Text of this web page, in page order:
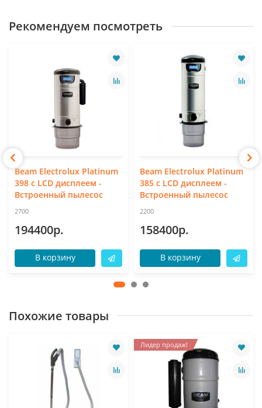
Рекомендуем посмотреть
Beam Electrolux Platinum
398 с LCD дисплеем -
Встроенный пылесос
2700
194400р.
В корзину
Beam Electrolux Platinum
385 с LCD дисплеем -
Встроенный пылесос
2200
158400р.
В корзину
Похожие товары
Лидер продаж!